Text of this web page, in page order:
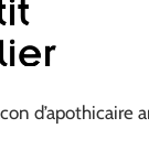
d’apothicaire